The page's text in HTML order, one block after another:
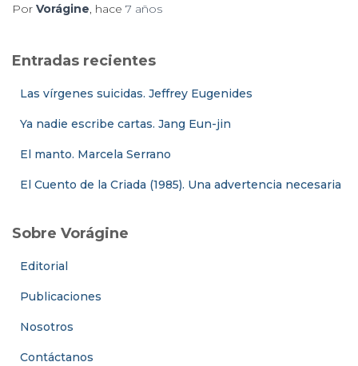
Por Vorágine, hace 7 años
Entradas recientes
Las vírgenes suicidas. Jeffrey Eugenides
Ya nadie escribe cartas. Jang Eun-jin
El manto. Marcela Serrano
El Cuento de la Criada (1985). Una advertencia necesaria
Sobre Vorágine
Editorial
Publicaciones
Nosotros
Contáctanos